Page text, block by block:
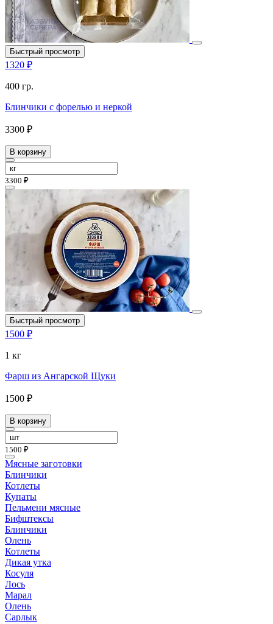
Быстрый просмотр
1320 ₽
400 гр.
Блинчики с форелью и неркой
3300 ₽
В корзину
3300 ₽
Быстрый просмотр
1500 ₽
1 кг
Фарш из Ангарской Щуки
1500 ₽
В корзину
1500 ₽
Мясные заготовки
Блинчики
Котлеты
Купаты
Пельмени мясные
Бифштексы
Блинчики
Олень
Котлеты
Дикая утка
Косуля
Лось
Марал
Олень
Сарлык